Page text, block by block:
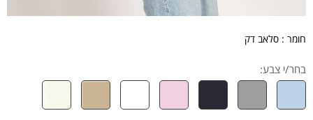
חומר : סלאב דק
בחר/י צבע: